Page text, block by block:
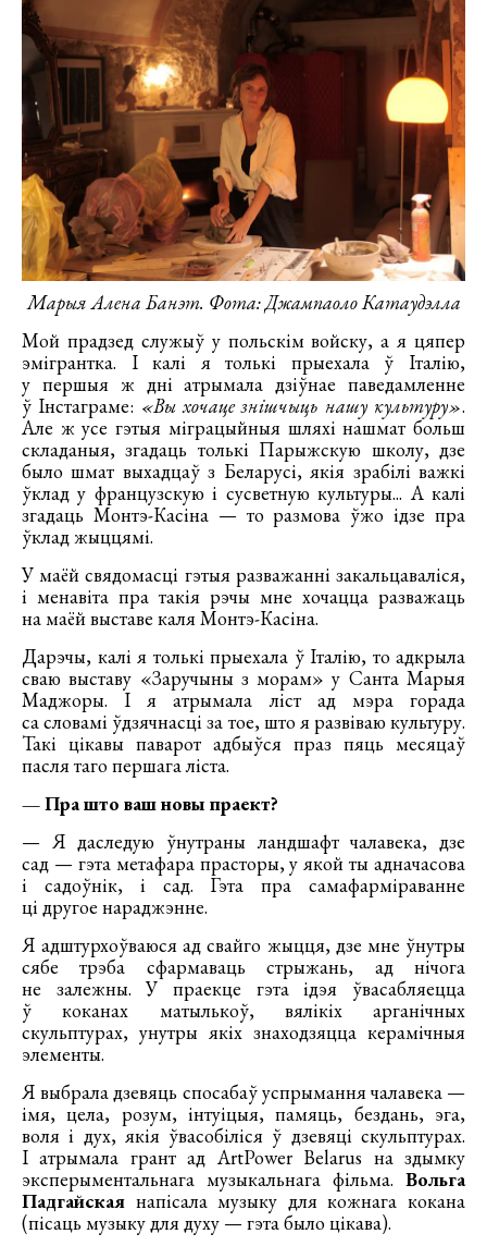
Марыя Алена Банэт. Фота: Джампаоло Катаудэлла
Мой прадзед служыў у польскім войску, а я цяпер
эмігрантка. І калі я толькі прыехала ў Італію,
у першыя ж дні атрымала дзіўнае паведамленне
ў Інстаграме: «Вы хочаце знішчыць нашу культуру».
Але ж усе гэтыя міграцыйныя шляхі нашмат больш
складаныя, згадаць толькі Парыжскую школу, дзе
было шмат выхадцаў з Беларусі, якія зрабілі важкі
ўклад у французскую і сусветную культуры... А калі
згадаць Монтэ-Касіна — то размова ўжо ідзе пра
ўклад жыццямі.
У маёй свядомасці гэтыя разважанні закальцаваліся,
і менавіта пра такія рэчы мне хочацца разважаць
на маёй выставе каля Монтэ-Касіна.
Дарэчы, калі я толькі прыехала ў Італію, то адкрыла
сваю выставу «Заручыны з морам» у Санта Марыя
Маджоры. І я атрымала ліст ад мэра горада
са словамі ўдзячнасці за тое, што я развіваю культуру.
Такі цікавы паварот адбыўся праз пяць месяцаў
пасля таго першага ліста.
— Пра што ваш новы праект?
— Я даследую ўнутраны ландшафт чалавека, дзе
сад — гэта метафара прасторы, у якой ты адначасова
і садоўнік, і сад. Гэта пра самафарміраванне
ці другое нараджэнне.
Я адштурхоўваюся ад свайго жыцця, дзе мне ўнутры
сябе трэба сфармаваць стрыжань, ад нічога
не залежны. У праекце гэта ідэя ўвасабляецца
ў коканах матылькоў, вялікіх арганічных
скульптурах, унутры якіх знаходзяцца керамічныя
элементы.
Я выбрала дзевяць спосабаў успрымання чалавека —
імя, цела, розум, інтуіцыя, памяць, бездань, эга,
воля і дух, якія ўвасобіліся ў дзевяці скульптурах.
І атрымала грант ад ArtPower Belarus на здымку
эксперыментальнага музыкальнага фільма. Вольга
Падгайская напісала музыку для кожнага кокана
(пісаць музыку для духу — гэта было цікава).